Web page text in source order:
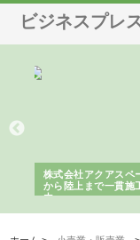
ビジネスプレ
株式会社アクアスペ
から陸上まで一貫施
由